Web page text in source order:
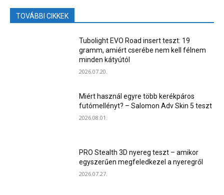
TOVÁBBI CIKKEK
Tubolight EVO Road insert teszt: 19
gramm, amiért cserébe nem kell félnem
minden kátyútól
2026.07.20.
Miért használ egyre több kerékpáros
futómellényt? – Salomon Adv Skin 5 teszt
2026.08.01.
PRO Stealth 3D nyereg teszt – amikor
egyszerűen megfeledkezel a nyeregről
2026.07.27.